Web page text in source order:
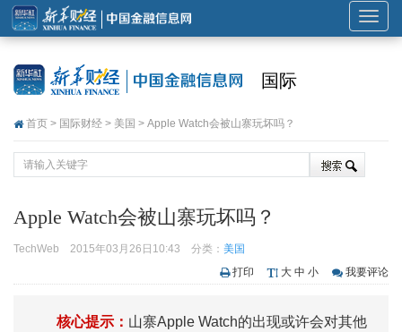
展
开
国际
首页 > 国际财经 > 美国 > Apple Watch会被山寨玩坏吗？
Apple Watch会被山寨玩坏吗？
TechWeb 2015年03月26日10:43 分类： 美国
打印
大 中 小 我要评论
核心提示： 山寨Apple Watch的出现或许会对其他